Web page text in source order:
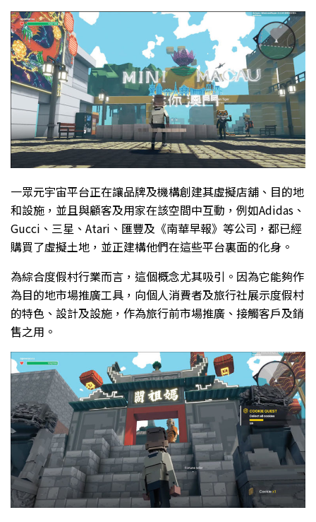
一眾元宇宙平台正在讓品牌及機構創建其虛擬店舖、目的地
和設施，並且與顧客及用家在該空間中互動，例如Adidas、
Gucci、三星、Atari、匯豐及《南華早報》等公司，都已經
購買了虛擬土地，並正建構他們在這些平台裏面的化身。
為綜合度假村行業而言，這個概念尤其吸引。因為它能夠作
為目的地市場推廣工具，向個人消費者及旅行社展示度假村
的特色、設計及設施，作為旅行前市場推廣、接觸客戶及銷
售之用。